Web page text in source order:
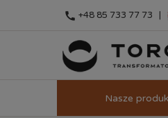
call +48 85 733 77 73 |